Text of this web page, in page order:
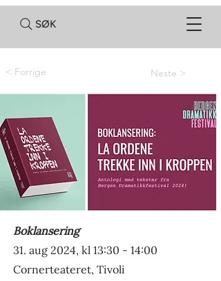
SØK
< Forrige Neste >
Boklansering
31. aug 2024, kl 13:30 - 14:00
Cornerteateret, Tivoli